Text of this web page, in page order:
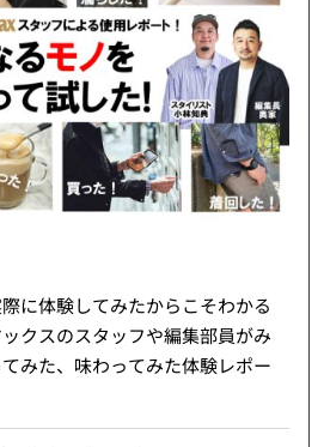
に体験してみたからこそわかる
クスのスタッフや編集部員がみ
みた、味わってみた体験レポー